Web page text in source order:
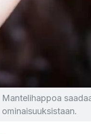
Mantelihappoa
ominaisuuksistaan.